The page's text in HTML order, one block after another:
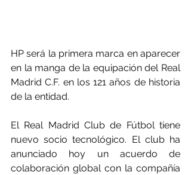
HP será la primera marca en aparecer
en la manga de la equipación del Real
Madrid C.F. en los 121 años de historia
de la entidad.
El Real Madrid Club de Fútbol tiene
nuevo socio tecnológico. El club ha
anunciado hoy un acuerdo de
colaboración global con la compañía